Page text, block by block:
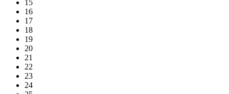
15
16
17
18
19
20
21
22
23
24